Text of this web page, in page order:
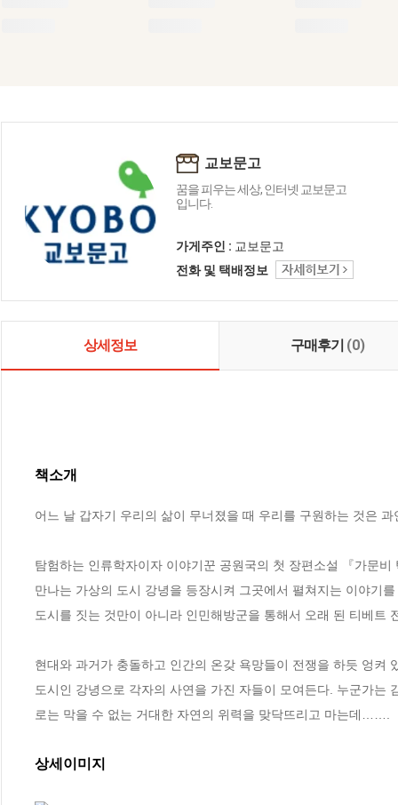
교보문고
꿈을 피우는 세상, 인터넷 교보문고
입니다.
가게주인 : 교보문고
전화 및 택배정보
상세정보 구매후기 (0)
책소개
어느 날 갑자기 우리의 삶이 무너졌을 때 우리를 구원하는 것은 과
탐험하는 인류학자이자 이야기꾼 공원국의 첫 장편소설 『가문
만나는 가상의 도시 강녕을 등장시켜 그곳에서 펼쳐지는 이야기
도시를 짓는 것만이 아니라 인민해방군을 통해서 오래 된 티베트
현대와 과거가 충돌하고 인간의 온갖 욕망들이 전쟁을 하듯 엉켜
도시인 강녕으로 각자의 사연을 가진 자들이 모여든다. 누군가
로는 막을 수 없는 거대한 자연의 위력을 맞닥뜨리고 마는데…….
상세이미지